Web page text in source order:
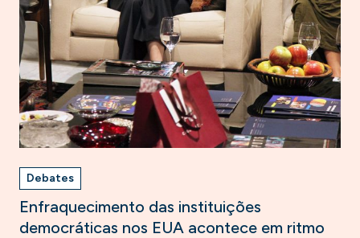
Debates
Enfraquecimento das instituições
democráticas nos EUA acontece em ritmo